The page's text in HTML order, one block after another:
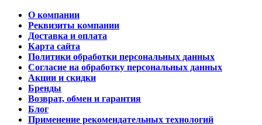
О компании
Реквизиты компании
Доставка и оплата
Карта сайта
Политики обработки персональных данных
Согласие на обработку персональных данных
Акции и скидки
Бренды
Возврат, обмен и гарантия
Блог
Применение рекомендательных технологий